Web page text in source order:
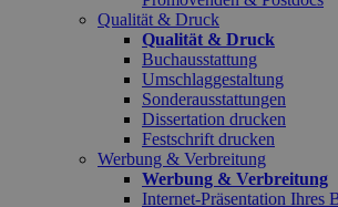
Qualität & Druck
Qualität & Druck
Buchausstattung
Umschlaggestaltung
Sonderausstattungen
Dissertation drucken
Festschrift drucken
Werbung & Verbreitung
Werbung & Verbreitung
Internet-Präsentation Ihres